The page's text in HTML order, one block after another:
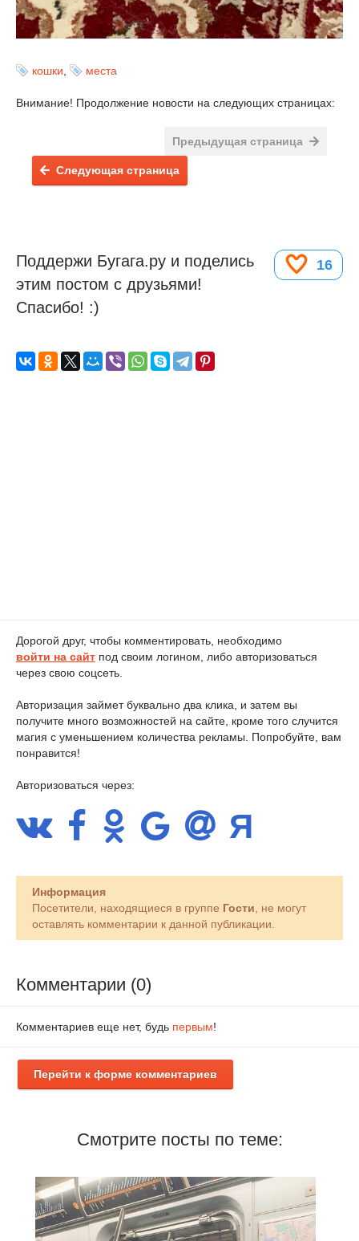
кошки места
Внимание! Продолжение новости на следующих страницах:
Предыдущая страница
Следующая страница
16
Поддержи Бугага.ру и поделись
этим постом с друзьями!
Спасибо! :)
Дорогой друг, чтобы комментировать, необходимо
войти на сайт под своим логином, либо авторизоваться
через свою соцсеть.
Авторизация займет буквально два клика, и затем вы
получите много возможностей на сайте, кроме того случится
магия с уменьшением количества рекламы. Попробуйте, вам
понравится!
Авторизоваться через:
Информация
Посетители, находящиеся в группе Гости , не могут
оставлять комментарии к данной публикации.
Комментарии (0)
Комментариев еще нет, будь первым!
Перейти к форме комментариев
Смотрите посты по теме: